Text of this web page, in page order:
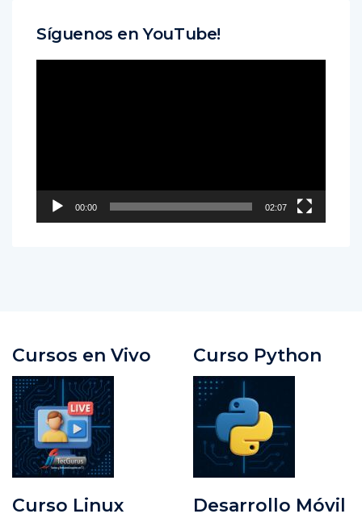
00:00 02:07
Cursos en Vivo Curso Python